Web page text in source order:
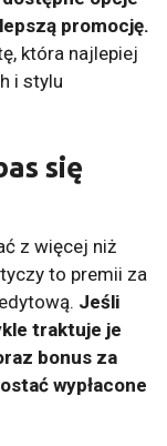
promocję.
która najlepiej
i stylu
się
z więcej niż
to premii za
Jeśli
traktuje je
bonus za
wypłacone